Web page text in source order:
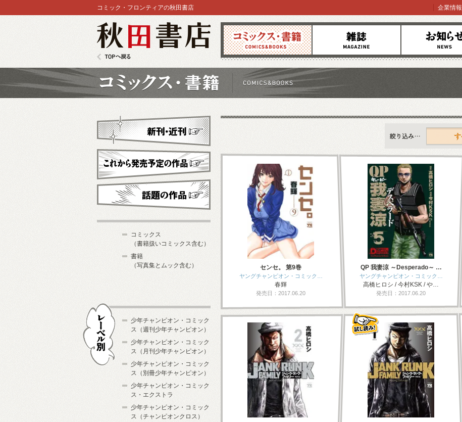
コミックス 雑誌 お知らせ
コミック・フロンティアの秋田書店 企業情報
新刊情報
すべて
センセ。 第9巻
ヤングチャンピオン・コミック…
春輝
発売日：2017.06.20
QP 我妻涼 ～Desperado～ …
ヤングチャンピオン・コミック…
高橋ヒロシ / 今村KSK / や…
発売日：2017.06.20
新刊・近刊
これから発売予定
コミックス
（書籍扱いコミックス含む）
書籍
（写真集とムック含む）
少年チャンピオン・コミック
ス（週刊少年チャンピオン）
少年チャンピオン・コミック
ス（月刊少年チャンピオン）
少年チャンピオン・コミック
ス（別冊少年チャンピオン）
少年チャンピオン・コミック
ス・エクストラ
少年チャンピオン・コミック
ス（チャンピオンクロス）